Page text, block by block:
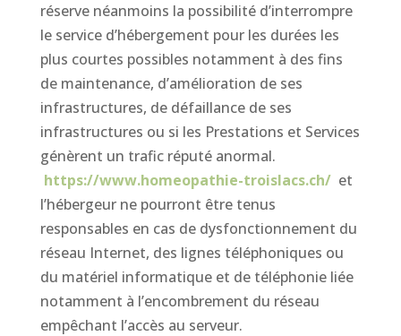
réserve néanmoins la possibilité d’interrompre
le service d’hébergement pour les durées les
plus courtes possibles notamment à des fins
de maintenance, d’amélioration de ses
infrastructures, de défaillance de ses
infrastructures ou si les Prestations et Services
génèrent un trafic réputé anormal.
https://www.homeopathie-troislacs.ch/ et
l’hébergeur ne pourront être tenus
responsables en cas de dysfonctionnement du
réseau Internet, des lignes téléphoniques ou
du matériel informatique et de téléphonie liée
notamment à l’encombrement du réseau
empêchant l’accès au serveur.